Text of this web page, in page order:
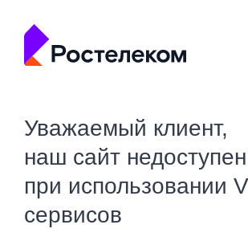
Уважаемый клиент,
наш сайт недоступен
при использовании
сервисов